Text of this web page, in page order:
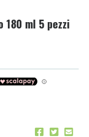
ml 5 pezzi
extra fino al